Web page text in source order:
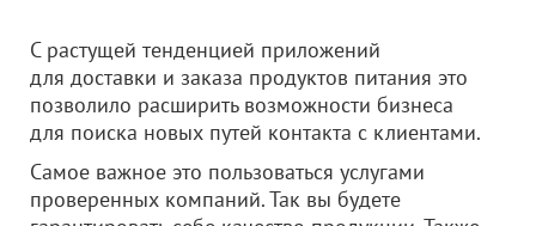
С растущей тенденцией приложений
для доставки и заказа продуктов питания это
позволило расширить возможности бизнеса
для поиска новых путей контакта с клиентами.
Самое важное это пользоваться услугами
проверенных компаний. Так вы будете